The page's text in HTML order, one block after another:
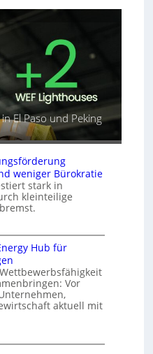
El Paso und Peking
weniger Bürokratie
stark in
kleinteilige
Hub für
Vor
aktuell mit